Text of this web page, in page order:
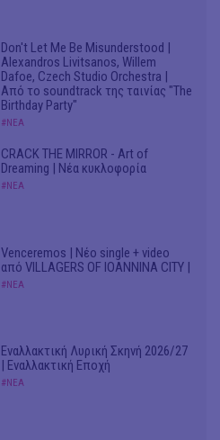
Don't Let Me Be Misunderstood |
Alexandros Livitsanos, Willem
Dafoe, Czech Studio Orchestra |
Από το soundtrack της ταινίας "The
Birthday Party"
#ΝΕΑ
CRACK THE MIRROR - Art of
Dreaming | Νέα κυκλοφορία
#ΝΕΑ
Venceremos | Νέο single + video
από VILLAGERS OF IOANNINA CITY |
#ΝΕΑ
Εναλλακτική Λυρική Σκηνή 2026/27
| Εναλλακτική Εποχή
#ΝΕΑ